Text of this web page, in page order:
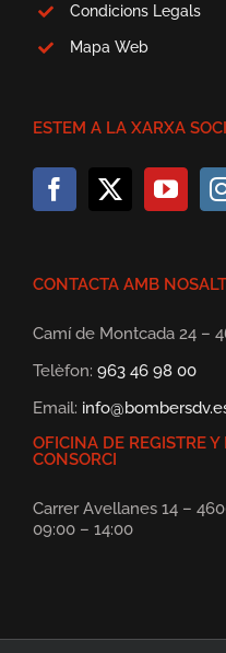
Condicions Legals
Mapa Web
ESTEM A LA XARXA
CONTACTA AMB
Camí de Montcada 24 –
Telèfon: 963 46 98 00
Email:
OFICINA DE REGISTRE
CONSORCI
Carrer Avellanes 14 –
09:00 – 14:00